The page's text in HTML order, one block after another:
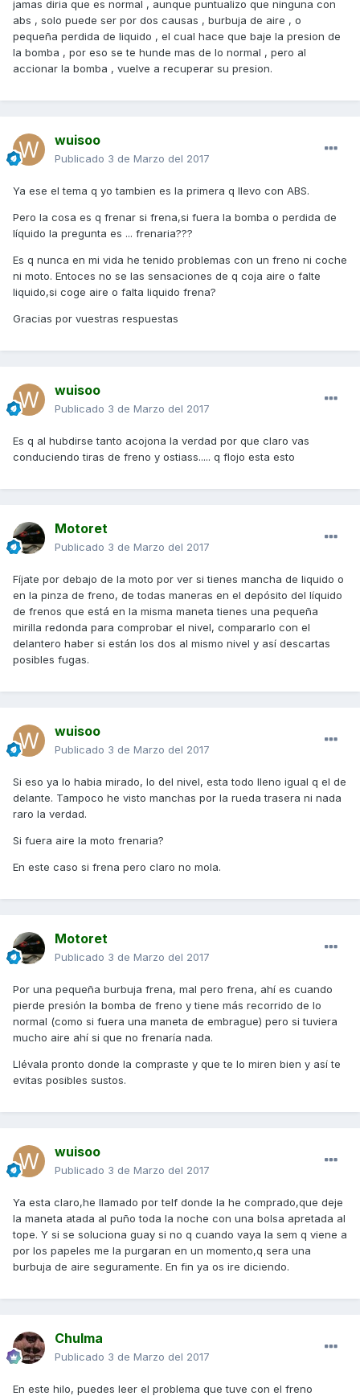
jamas diria que es normal , aunque puntualizo que ninguna con
abs , solo puede ser por dos causas , burbuja de aire , o
pequeña perdida de liquido , el cual hace que baje la presion de
la bomba , por eso se te hunde mas de lo normal , pero al
accionar la bomba , vuelve a recuperar su presion.
wuisoo
Publicado 3 de Marzo del 2017
Ya ese el tema q yo tambien es la primera q llevo con ABS.
Pero la cosa es q frenar si frena,si fuera la bomba o perdida de
líquido la pregunta es ... frenaria???
Es q nunca en mi vida he tenido problemas con un freno ni coche
ni moto. Entoces no se las sensaciones de q coja aire o falte
liquido,si coge aire o falta liquido frena?
Gracias por vuestras respuestas
wuisoo
Publicado 3 de Marzo del 2017
Es q al hubdirse tanto acojona la verdad por que claro vas
conduciendo tiras de freno y ostiass..... q flojo esta esto
Motoret
Publicado 3 de Marzo del 2017
Fíjate por debajo de la moto por ver si tienes mancha de liquido o
en la pinza de freno, de todas maneras en el depósito del líquido
de frenos que está en la misma maneta tienes una pequeña
mirilla redonda para comprobar el nivel, compararlo con el
delantero haber si están los dos al mismo nivel y así descartas
posibles fugas.
wuisoo
Publicado 3 de Marzo del 2017
Si eso ya lo habia mirado, lo del nivel, esta todo lleno igual q el de
delante. Tampoco he visto manchas por la rueda trasera ni nada
raro la verdad.
Si fuera aire la moto frenaria?
En este caso si frena pero claro no mola.
Motoret
Publicado 3 de Marzo del 2017
Por una pequeña burbuja frena, mal pero frena, ahí es cuando
pierde presión la bomba de freno y tiene más recorrido de lo
normal (como si fuera una maneta de embrague) pero si tuviera
mucho aire ahí si que no frenaría nada.
Llévala pronto donde la compraste y que te lo miren bien y así te
evitas posibles sustos.
wuisoo
Publicado 3 de Marzo del 2017
Ya esta claro,he llamado por telf donde la he comprado,que deje
la maneta atada al puño toda la noche con una bolsa apretada al
tope. Y si se soluciona guay si no q cuando vaya la sem q viene a
por los papeles me la purgaran en un momento,q sera una
burbuja de aire seguramente. En fin ya os ire diciendo.
Chulma
Publicado 3 de Marzo del 2017
En este hilo, puedes leer el problema que tuve con el freno